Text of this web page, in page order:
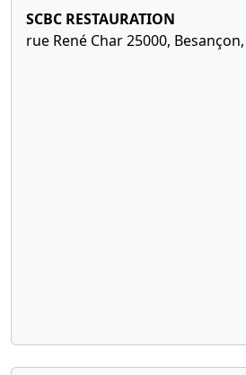
SCBC RESTAURATION
rue René Char 25000,